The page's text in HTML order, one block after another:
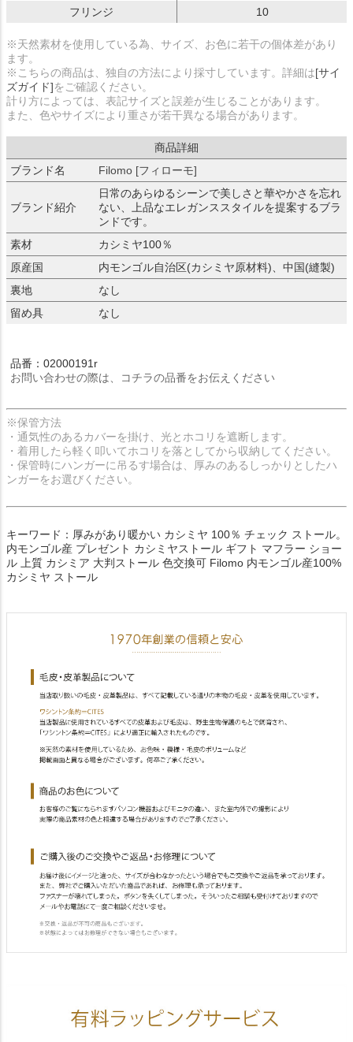
フリンジ
10
※天然素材を使用している為、サイズ、お色に若干の個体差があり
ます。
※こちらの商品は、独自の方法により採寸しています。詳細は[サイ
ズガイド]をご確認ください。
計り方によっては、表記サイズと誤差が生じることがあります。
また、色やサイズにより重さが若干異なる場合があります。
商品詳細
ブランド名
Filomo [フィローモ]
ブランド紹介
日常のあらゆるシーンで美しさと華やかさを忘れ
ない、上品なエレガンススタイルを提案するブラ
ンドです。
素材
カシミヤ100％
原産国
内モンゴル自治区(カシミヤ原材料)、中国(縫製)
裏地
なし
留め具
なし
品番：02000191r
お問い合わせの際は、コチラの品番をお伝えください
※保管方法
・通気性のあるカバーを掛け、光とホコリを遮断します。
・着用したら軽く叩いてホコリを落としてから収納してください。
・保管時にハンガーに吊るす場合は、厚みのあるしっかりとしたハ
ンガーをお選びください。
キーワード：厚みがあり暖かい カシミヤ 100％ チェック ストール。
内モンゴル産 プレゼント カシミヤストール ギフト マフラー ショー
ル 上質 カシミア 大判ストール 色交換可 Filomo 内モンゴル産100%
カシミヤ ストール